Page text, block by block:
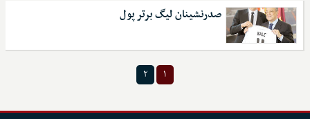
صدرنشینان لیگ برتر پول
۱ ۲